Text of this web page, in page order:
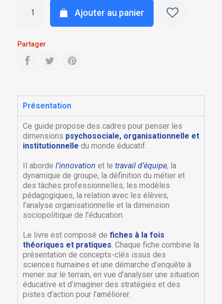
Ajouter au panier
Partager
Présentation
Ce guide propose des cadres pour penser les
dimensions psychosociale, organisationnelle et
institutionnelle du monde éducatif.
Il aborde l’innovation et le travail d’équipe, la
dynamique de groupe, la définition du métier et
des tâches professionnelles, les modèles
pédagogiques, la relation avec les élèves,
l’analyse organisationnelle et la dimension
sociopolitique de l’éducation.
Le livre est composé de fiches à la fois
théoriques et pratiques. Chaque fiche combine la
présentation de concepts-clés issus des
sciences humaines et une démarche d’enquête à
mener sur le terrain, en vue d’analyser une situation
éducative et d’imaginer des stratégies et des
pistes d’action pour l’améliorer.